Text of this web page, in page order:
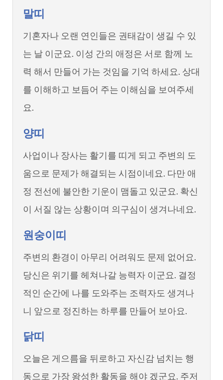
말띠
기혼자나 오랜 연인들은 권태감이 생길 수 있
는 날 이군요. 이성 간의 애정은 서로 함께 노
력 해서 만들어 가는 것임을 기억 하세요. 상대
를 이해하고 보듬어 주는 이해심을 보여주세
요.
양띠
사업이나 장사는 활기를 띠게 되고 주변의 도
움으로 문제가 해결되는 시점이네요. 다만 애
정 전선에 불안한 기운이 맴돌고 있군요. 확신
이 서질 않는 상황이며 의구심이 생겨나네요.
원숭이띠
주변의 환경이 아무리 어려워도 문제 없어요.
당신은 위기를 헤쳐나갈 능력자 이군요. 결정
적인 순간에 나를 도와주는 조력자도 생겨나
니 앞으로 정진하는 하루를 만들어 보아요.
닭띠
오늘은 게으름을 뒤로하고 자신감 넘치는 행
동으로 가장 왕성한 활동을 해야 겠군요. 주저